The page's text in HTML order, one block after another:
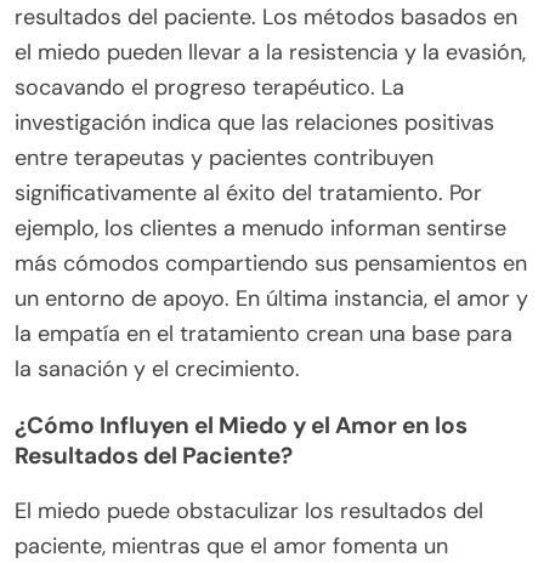
resultados del paciente. Los métodos basados en
el miedo pueden llevar a la resistencia y la evasión,
socavando el progreso terapéutico. La
investigación indica que las relaciones positivas
entre terapeutas y pacientes contribuyen
significativamente al éxito del tratamiento. Por
ejemplo, los clientes a menudo informan sentirse
más cómodos compartiendo sus pensamientos en
un entorno de apoyo. En última instancia, el amor y
la empatía en el tratamiento crean una base para
la sanación y el crecimiento.
¿Cómo Influyen el Miedo y el Amor en los
Resultados del Paciente?
El miedo puede obstaculizar los resultados del
paciente, mientras que el amor fomenta un